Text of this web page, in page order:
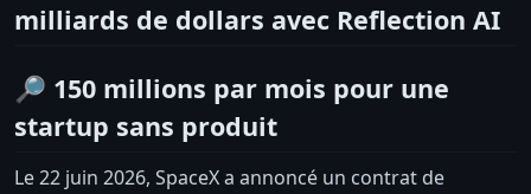
milliards de dollars avec Reflection AI
🔎 150 millions par mois pour une
startup sans produit
Le 22 juin 2026, SpaceX a annoncé un contrat de